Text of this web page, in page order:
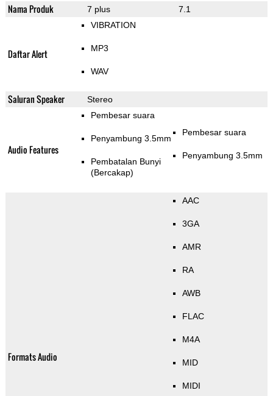
Nama Produk 7 plus 7.1
Daftar Alert
VIBRATION
MP3
WAV
Saluran Speaker Stereo
Audio Features
Pembesar suara
Penyambung 3.5mm
Pembatalan Bunyi
(Bercakap)
Pembesar suara
Penyambung 3.5mm
Formats Audio
AAC
3GA
AMR
RA
AWB
FLAC
M4A
MID
MIDI